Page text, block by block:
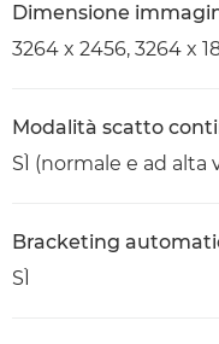
Dimensione
3264 x 2456, 3264 x
Modalità scatto
SÌ (normale e ad alta
Bracketing
SÌ